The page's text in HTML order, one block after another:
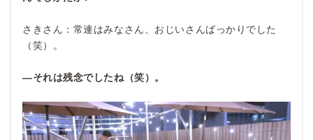
さきさん：常連はみなさん、おじいさんばっかりでした
（笑）。
―それは残念でしたね（笑）。